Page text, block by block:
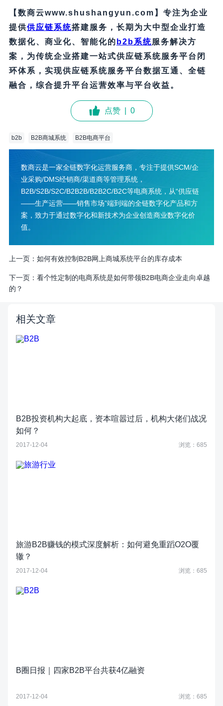
【数商云www.shushangyun.com】专注为企业
提供供应链系统搭建服务，长期为大中型企业打造
数据化、商业化、智能化的 b2b系统服务解决方
案，为传统企业搭建一站式供应链系统服务平台闭
环体系，实现供应链系统服务平台数据互通、全链
融合，综合提升平台运营效率与平台收益。
点赞 0
b2b B2B商城系统 B2B电商平台
数商云是一家全链数字化运营服务商，专注于提供SCM/企
业采购/DMS经销商/渠道商等管理系统，
B2B/S2B/S2C/B2B2B/B2B2C/B2C等电商系统，从“供应链
——生产运营——销售市场”端到端的全链数字化产品和方
案，致力于通过数字化和新技术为企业创造商业数字化价
值。
上一页： 如何有效控制B2B网上商城系统平台的库存成本
下一页： 看个性定制的电商系统是如何带领B2B电商企业走向卓越
的？
相关文章
B2B投资机构大起底，资本喧嚣过后，机构大佬们战况
如何？
2017-12-04 浏览：685
旅游B2B赚钱的模式深度解析：如何避免重蹈O2O覆
辙？
2017-12-04 浏览：685
B圈日报｜四家B2B平台共获4亿融资
2017-12-04 浏览：685